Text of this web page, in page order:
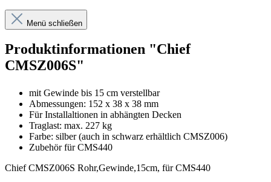
Menü schließen
Produktinformationen "Chief
CMSZ006S"
mit Gewinde bis 15 cm verstellbar
Abmessungen: 152 x 38 x 38 mm
Für Installaltionen in abhängten Decken
Traglast: max. 227 kg
Farbe: silber (auch in schwarz erhältlich CMSZ006)
Zubehör für CMS440
Chief CMSZ006S Rohr,Gewinde,15cm, für CMS440